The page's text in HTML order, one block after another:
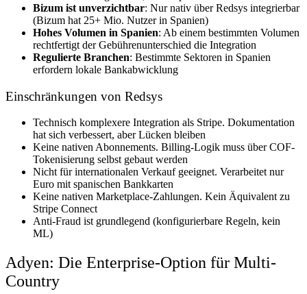
Bizum ist unverzichtbar: Nur nativ über Redsys integrierbar
(Bizum hat 25+ Mio. Nutzer in Spanien)
Hohes Volumen in Spanien: Ab einem bestimmten Volumen
rechtfertigt der Gebührenunterschied die Integration
Regulierte Branchen: Bestimmte Sektoren in Spanien
erfordern lokale Bankabwicklung
Einschränkungen von Redsys
Technisch komplexere Integration als Stripe. Dokumentation
hat sich verbessert, aber Lücken bleiben
Keine nativen Abonnements. Billing-Logik muss über COF-
Tokenisierung selbst gebaut werden
Nicht für internationalen Verkauf geeignet. Verarbeitet nur
Euro mit spanischen Bankkarten
Keine nativen Marketplace-Zahlungen. Kein Äquivalent zu
Stripe Connect
Anti-Fraud ist grundlegend (konfigurierbare Regeln, kein
ML)
Adyen: Die Enterprise-Option für Multi-
Country